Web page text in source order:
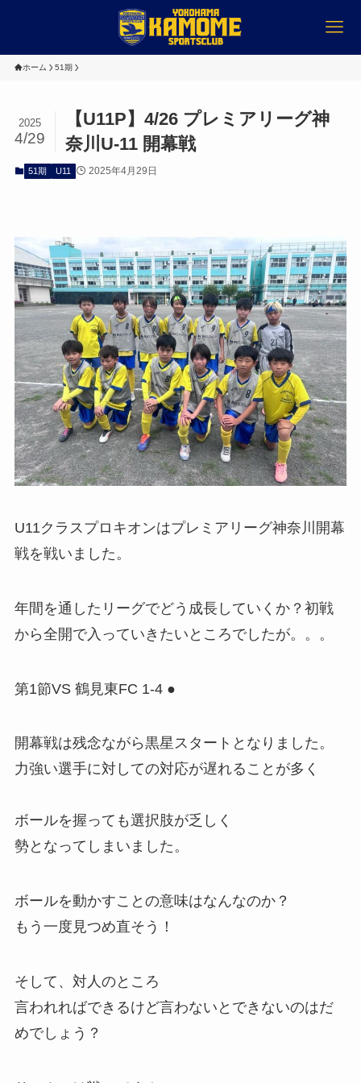
ホーム 51期
【U11P】4/26 プレミアリーグ神
奈川U-11 開幕戦
2025
4/29
51期 U11 2025年4月29日
U11クラスプロキオンはプレミアリーグ神奈川開幕
戦を戦いました。
年間を通したリーグでどう成長していくか？初戦
から全開で入っていきたいところでしたが。。。
第1節VS 鶴見東FC 1-4 ●
開幕戦は残念ながら黒星スタートとなりました。
力強い選手に対しての対応が遅れることが多く
ボールを握っても選択肢が乏しく
勢となってしまいました。
ボールを動かすことの意味はなんなのか？
もう一度見つめ直そう！
そして、対人のところ
言われればできるけど言わないとできないのはだ
めでしょう？